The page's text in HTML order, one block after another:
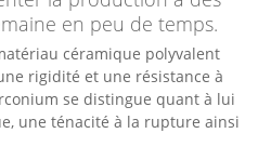
en peu de temps.
céramique polyvalent
rigidité et une résistance à
se distingue quant à lui
une ténacité à la rupture ainsi